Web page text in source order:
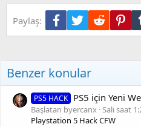
r
:
Paylaş: Facebook
TwitterReddit
Benzer konular
PS5 HACK PS5 için Yeni
Başlatan byercanx Salı saat
Playstation 5 Hack CFW